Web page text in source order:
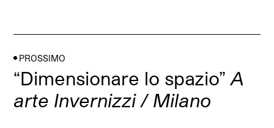
PROSSIMO
“Dimensionare lo spazio”A
arte Invernizzi / Milano